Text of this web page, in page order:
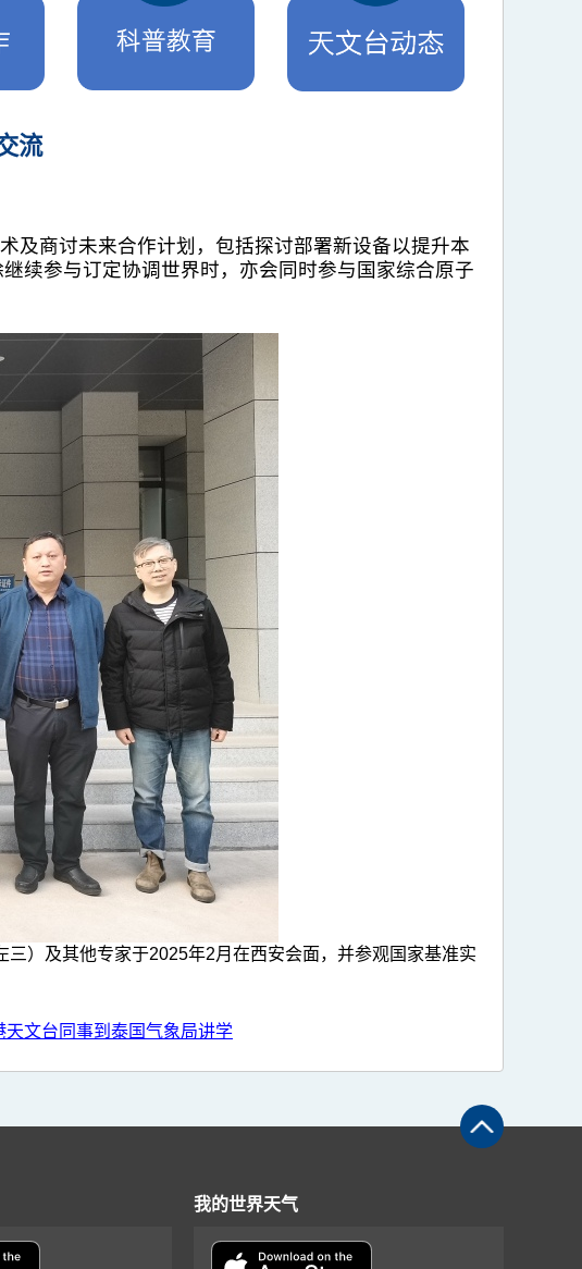
流
及商讨未来合作计划，包括探讨部署新设备以提升本
续参与订定协调世界时，亦会同时参与国家综合原子
）及其他专家于2025年2月在西安会面，并参观国家基准实
天文台同事到泰国气象局讲学
我的世界天气